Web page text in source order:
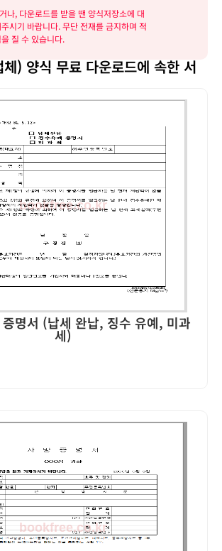
나, 다운로드를 받을 땐 양식저장소에 대
시기 바랍니다. 무단 전재를 금지하며 적
질 수 있습니다.
) 양식 무료 다운로드에 속한 서
명서 (납세 완납, 징수 유예, 미과
세)